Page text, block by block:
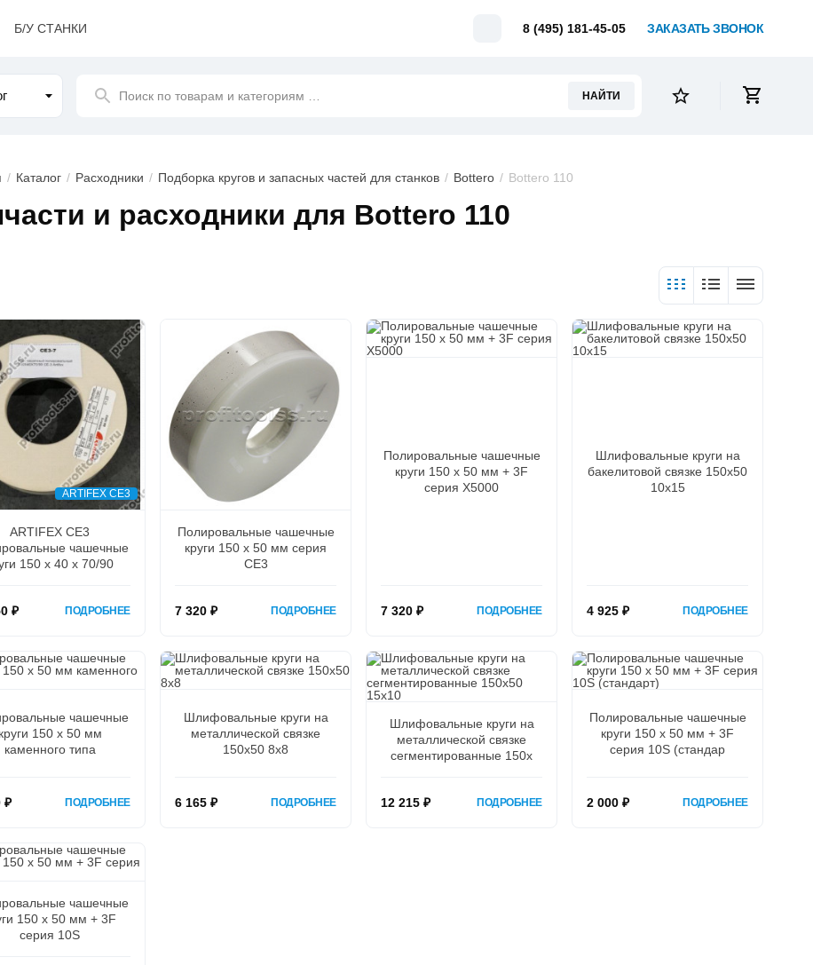
Поиск по товарам и категориям НАЙТИ
Б/У СТАНКИ Telegram8 (495) 181-45-05 ЗАКАЗАТЬ ЗВОНОК
Каталог Расходники Подборка кругов и запасных частей для станков Bottero Bottero 110
и расходники для Bottero 110
ARTIFEX CE3
чашечные
150 х 40 х 70/90
₽ ПОДРОБНЕЕ
ARTIFEX CE3
Полировальные чашечные
круги 150 х 50 мм серия
CE3
7 320 ₽ ПОДРОБНЕЕ
Полировальные чашечные
круги 150 х 50 мм + 3F
серия X5000
7 320 ₽ ПОДРОБНЕЕ
Шлифовальные круги на
бакелитовой связке 150х50
10х15
4 925 ₽ ПОДРОБНЕЕ
чашечные
круги 150 х 50 мм
каменного типа
₽ ПОДРОБНЕЕ
Шлифовальные круги на
металлической связке
150х50 8х8
6 165 ₽ ПОДРОБНЕЕ
Шлифовальные круги на
металлической связке
сегментированные 150х
12 215 ₽ ПОДРОБНЕЕ
Полировальные чашечные
круги 150 х 50 мм + 3F
серия 10S (стандар
2 000 ₽ ПОДРОБНЕЕ
чашечные
150 х 50 мм + 3F
серия 10S